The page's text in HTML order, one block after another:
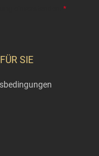
SIE